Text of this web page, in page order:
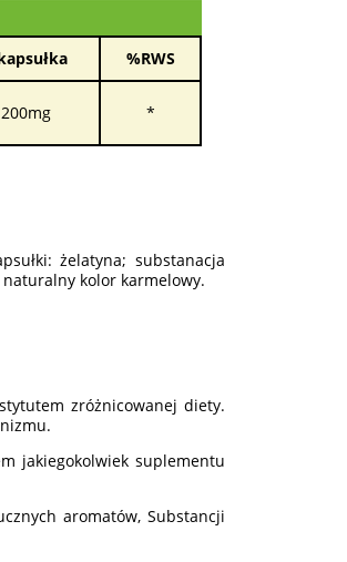
%RWS
200mg *
żelatyna; substanacja
kolor karmelowy.
zróżnicowanej diety.
jakiegokolwiek suplementu
aromatów, Substancji